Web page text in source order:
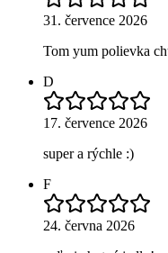
31. července 2026
Tom yum polievka
D
17. července 2026
super a rýchle :)
F
24. června 2026